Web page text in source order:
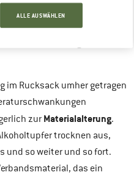
hin und wieder ein bisschen
gerade alte Verbandstaschen
im Rucksack umher getragen
zur Materialalterung.
trocknen aus,
und so weiter und so fort.
das ein
ALLE AUSWÄHLEN